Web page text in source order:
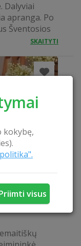
kokybę,
visus
Dalyviai
apranga. Po
Šventosios
SKAITYTI